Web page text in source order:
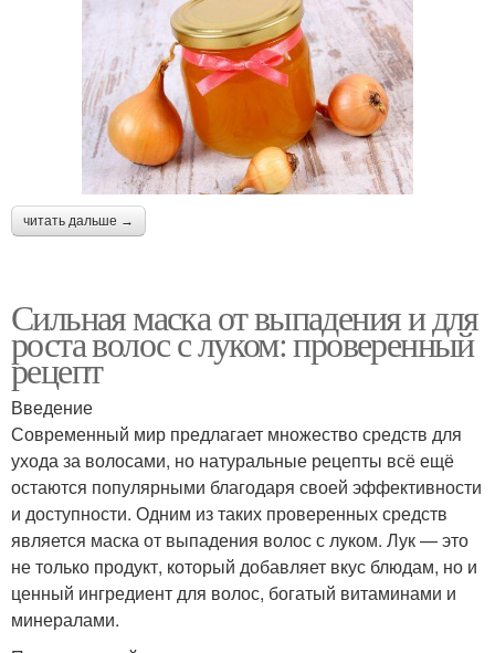
читать дальше →
Сильная маска от выпадения и для
роста волос с луком: проверенный
рецепт
Введение
Современный мир предлагает множество средств для
ухода за волосами, но натуральные рецепты всё ещё
остаются популярными благодаря своей эффективности
и доступности. Одним из таких проверенных средств
является маска от выпадения волос с луком. Лук — это
не только продукт, который добавляет вкус блюдам, но и
ценный ингредиент для волос, богатый витаминами и
минералами.